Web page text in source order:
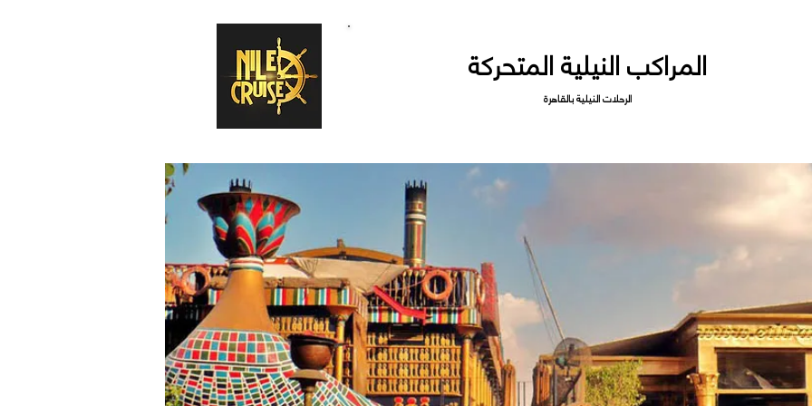
المراكب النيلية المتحركة
الرحلات النيلية بالقاهرة